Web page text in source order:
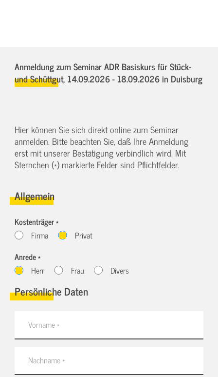
Anmeldung zum Seminar ADR Basiskurs für Stück-
und Schüttgut, 14.09.2026 - 18.09.2026in Duisburg
Hier können Sie sich direkt online zum Seminar
anmelden. Bitte beachten Sie, daß Ihre Anmeldung
erst mit unserer Bestätigung verbindlich wird. Mit
Sternchen (*) markierte Felder sind Pflichtfelder.
Allgemein
Kostenträger *
Firma
Privat
Anrede *
Herr
Frau Divers
Persönliche Daten